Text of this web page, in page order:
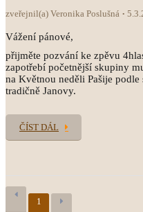
zveřejnil(a) Veronika Poslušná
Vážení pánové,
přijměte pozvání ke zpěvu
zapotřebí početnější skupiny
na Květnou neděli Pašije
tradičně Janovy.
ČÍST DÁL
1